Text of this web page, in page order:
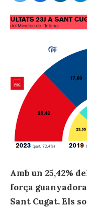
Amb un 25,42%
força
Sant Cugat. Els